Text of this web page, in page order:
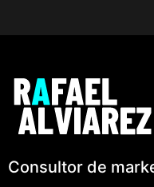
Consultor de